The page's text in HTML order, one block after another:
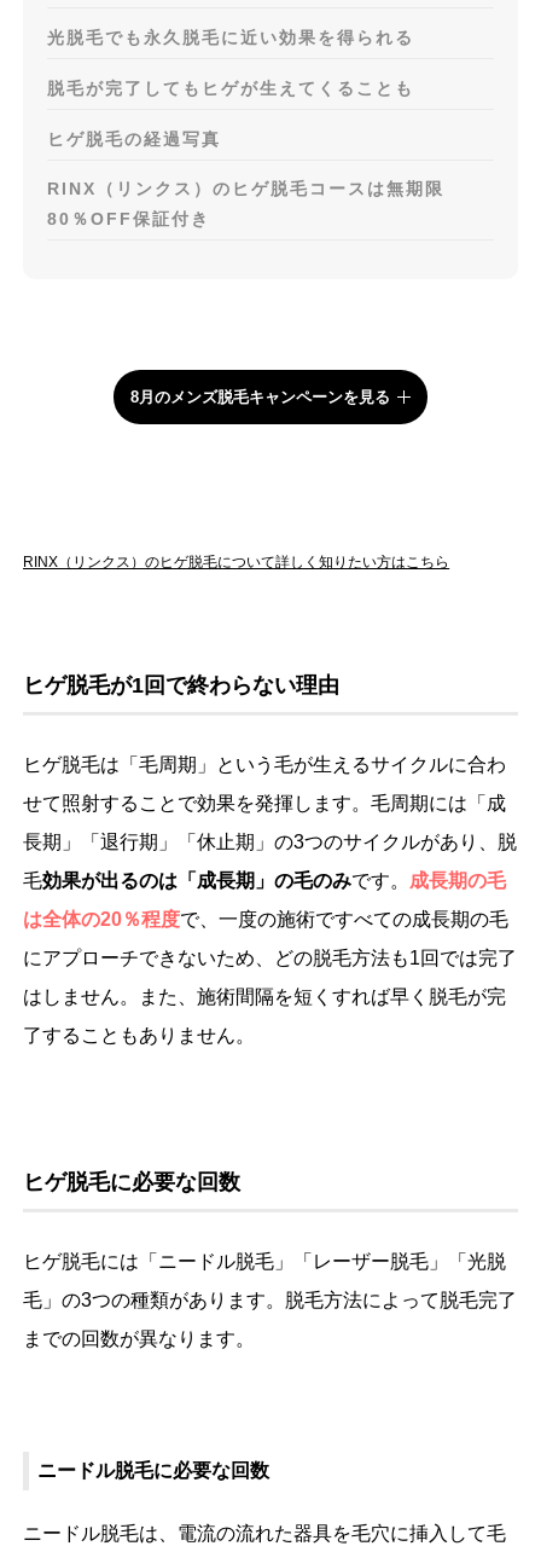
光脱毛でも永久脱毛に近い効果を得られる
脱毛が完了してもヒゲが生えてくることも
ヒゲ脱毛の経過写真
RINX（リンクス）のヒゲ脱毛コースは無期限
80％OFF保証付き
8月のメンズ脱毛キャンペーンを見る
RINX（リンクス）のヒゲ脱毛について詳しく知りたい方はこちら
ヒゲ脱毛が1回で終わらない理由
ヒゲ脱毛は「毛周期」という毛が生えるサイクルに合わ
せて照射することで効果を発揮します。毛周期には「成
長期」「退行期」「休止期」の3つのサイクルがあり、脱
毛効果が出るのは「成長期」の毛のみです。 成長期の毛
は全体の20％程度で、一度の施術ですべての成長期の毛
にアプローチできないため、どの脱毛方法も1回では完了
はしません。また、施術間隔を短くすれば早く脱毛が完
了することもありません。
ヒゲ脱毛に必要な回数
ヒゲ脱毛には「ニードル脱毛」「レーザー脱毛」「光脱
毛」の3つの種類があります。脱毛方法によって脱毛完了
までの回数が異なります。
ニードル脱毛に必要な回数
ニードル脱毛は、電流の流れた器具を毛穴に挿入して毛